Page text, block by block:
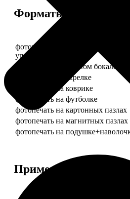
Форматы и цены
фотопечать на кружке +
упаковка
фотопечать на пивном бокале
фотопечать на тарелке
фотопечать на коврике
фотопечать на футболке
фотопечать на картонных пазлах
фотопечать на магнитных пазлах
фотопечать на
Примеры работ